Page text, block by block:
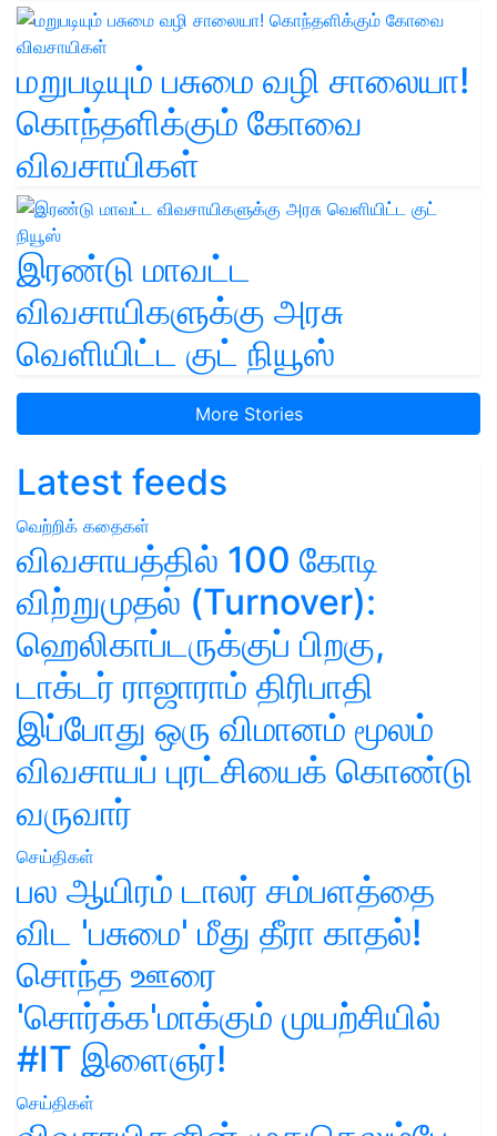
மறுபடியும் பசுமை வழி சாலையா!
கொந்தளிக்கும் கோவை
விவசாயிகள்
இரண்டு மாவட்ட
விவசாயிகளுக்கு அரசு
வெளியிட்ட குட் நியூஸ்
More Stories
Latest feeds
வெற்றிக் கதைகள்
விவசாயத்தில் 100 கோடி
விற்றுமுதல் (Turnover):
ஹெலிகாப்டருக்குப் பிறகு,
டாக்டர் ராஜாராம் திரிபாதி
இப்போது ஒரு விமானம் மூலம்
விவசாயப் புரட்சியைக் கொண்டு
வருவார்
செய்திகள்
பல ஆயிரம் டாலர் சம்பளத்தை
விட 'பசுமை' மீது தீரா காதல்!
சொந்த ஊரை
'சொர்க்க'மாக்கும் முயற்சியில்
#IT இளைஞர்!
செய்திகள்